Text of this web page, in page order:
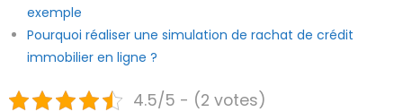
exemple
Pourquoi réaliser une simulation de rachat de crédit
immobilier en ligne ?
4.5/5 - (2 votes)